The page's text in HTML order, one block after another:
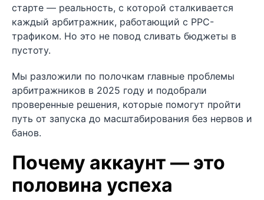
старте — реальность, с которой сталкивается
каждый арбитражник, работающий с PPC-
трафиком. Но это не повод сливать бюджеты в
пустоту.
Мы разложили по полочкам главные проблемы
арбитражников в 2025 году и подобрали
проверенные решения, которые помогут пройти
путь от запуска до масштабирования без нервов и
банов.
Почему аккаунт — это
половина успеха